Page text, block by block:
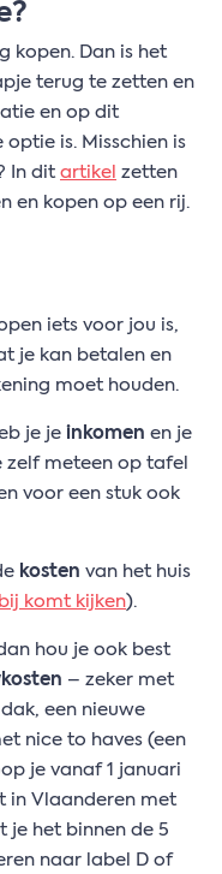
kopen. Dan is het
terug te zetten en
en op dit
is. Misschien is
In dit artikel zetten
en kopen op een rij.
iets voor jou is,
je kan betalen en
moet houden.
je je inkomen en je
meteen op tafel
voor een stuk ook
kosten van het huis
komt kijken).
hou je ook best
– zeker met
een nieuwe
nice to haves (een
je vanaf 1 januari
in Vlaanderen met
je het binnen de 5
naar label D of